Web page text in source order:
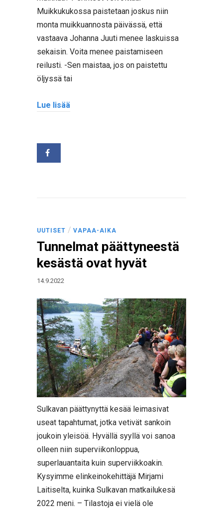
Muikkukukossa paistetaan joskus niin
monta muikkuannosta päivässä, että
vastaava Johanna Juuti menee laskuissa
sekaisin. Voita menee paistamiseen
reilusti. -Sen maistaa, jos on paistettu
öljyssä tai
Lue lisää
UUTISET / VAPAA-AIKA
Tunnelmat päättyneestä
kesästä ovat hyvät
14.9.2022
Sulkavan päättynyttä kesää leimasivat
useat tapahtumat, jotka vetivät sankoin
joukoin yleisöä. Hyvällä syyllä voi sanoa
olleen niin superviikonloppua,
superlauantaita kuin superviikkoakin.
Kysyimme elinkeinokehittäjä Mirjami
Laitiselta, kuinka Sulkavan matkailukesä
2022 meni. – Tilastoja ei vielä ole